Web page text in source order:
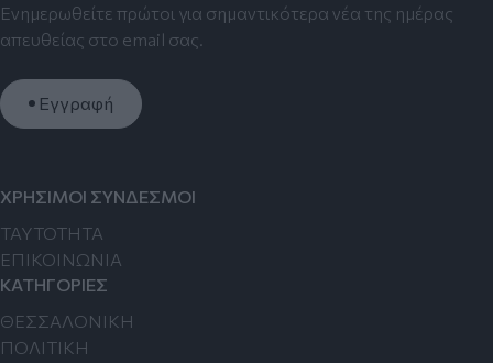
Ενημερωθείτε πρώτοι για σημαντικότερα νέα της ημέρας
απευθείας στο email σας.
Εγγραφή
ΧΡΗΣΙΜΟΙ ΣΥΝΔΕΣΜΟΙ
TAYTOTHTA
ΕΠΙΚΟΙΝΩΝΙΑ
ΚΑΤΗΓΟΡΙΕΣ
ΘΕΣΣΑΛΟΝΙΚΗ
ΠΟΛΙΤΙΚΗ